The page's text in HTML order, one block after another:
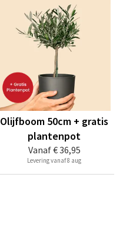
Vanaf€ 36,95
Olijfboom 50cm + gratis
plantenpot
Levering vanaf 8 aug